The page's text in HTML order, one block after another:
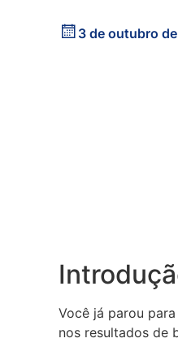
3 de outubro
Você já parou
nos resultados de